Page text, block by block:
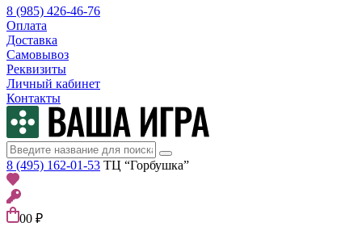
8 (985) 426-46-76
Оплата
Доставка
Самовывоз
Реквизиты
Личный кабинет
Контакты
8 (495) 162-01-53 ТЦ “Горбушка”
00 ₽